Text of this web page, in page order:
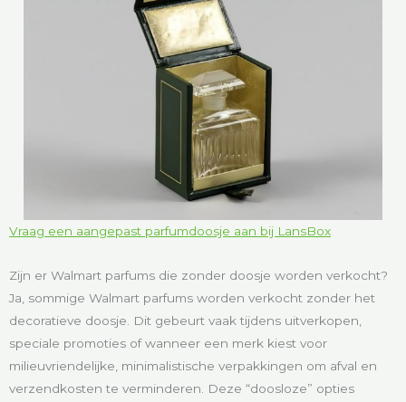
Vraag een aangepast parfumdoosje aan bij LansBox
Zijn er Walmart parfums die zonder doosje worden verkocht?
Ja, sommige Walmart parfums worden verkocht zonder het
decoratieve doosje. Dit gebeurt vaak tijdens uitverkopen,
speciale promoties of wanneer een merk kiest voor
milieuvriendelijke, minimalistische verpakkingen om afval en
verzendkosten te verminderen. Deze “doosloze” opties